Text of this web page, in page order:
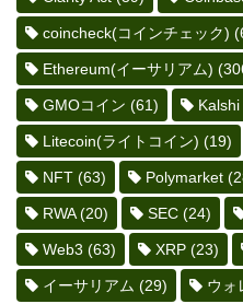
coincheck(コインチェック)
Ethereum(イーサリアム)
GMOコイン (61) Kalshi
Litecoin(ライトコイン) (19)
NFT (63) Polymarket
RWA(20) SEC (24)
Web3 (63) XRP (23)
イーサリアム (29) ウォ